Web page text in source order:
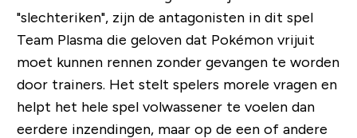
"slechteriken", zijn de antagonisten in dit spel
Team Plasma die geloven dat Pokémon vrijuit
moet kunnen rennen zonder gevangen te worden
door trainers. Het stelt spelers morele vragen en
helpt het hele spel volwassener te voelen dan
eerdere inzendingen, maar op de een of andere